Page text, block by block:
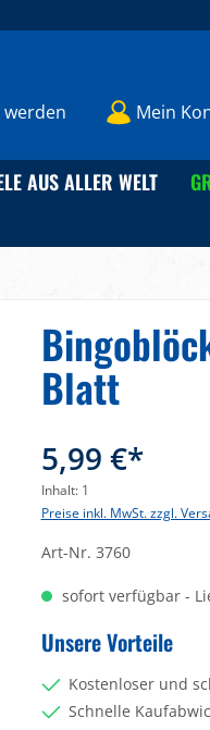
Mein
AUS ALLER WELT
Blatt
5,99 €*
Inhalt: 1
Preise inkl. MwSt. zzgl.
Art-Nr. 3760
sofort verfügbar -
Unsere Vorteile
Kostenloser und
Schnelle